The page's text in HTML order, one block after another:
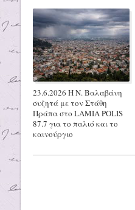
23.6.2026 Η Ν. Βαλαβάνη
συζητά με τον Στάθη
Πράπα στο LAMIA POLIS
87.7 για το παλιό και το
καινούργιο